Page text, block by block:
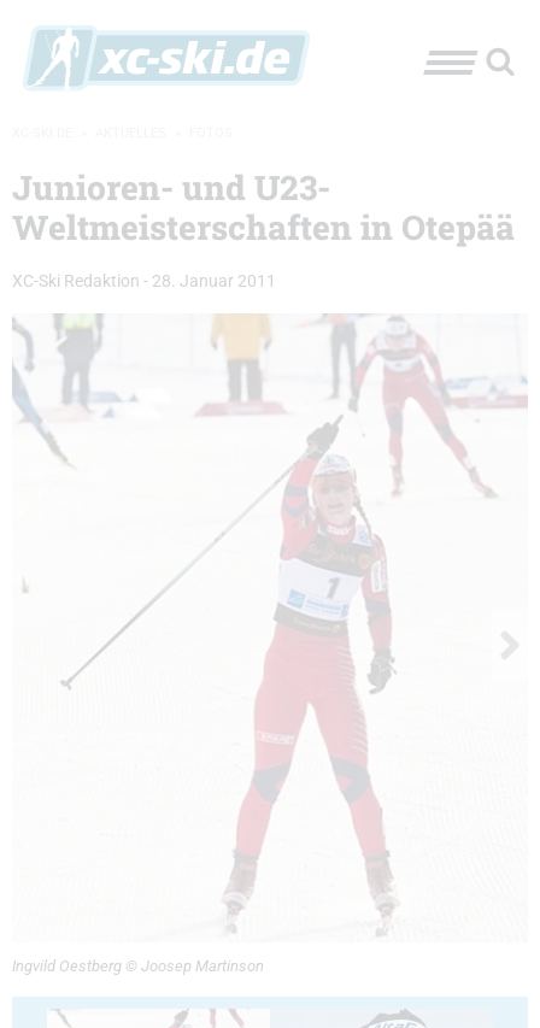
Junioren- und U23-
Weltmeisterschaften in Otepää
XC-Ski Redaktion - 28. Januar 2011
Ingvild Oestberg © Joosep Martinson